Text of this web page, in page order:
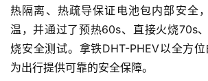
热隔离、热疏导保证电池包内部安全
温，并通过了预热60s、直接火烧70s
烧安全测试。拿铁DHT-PHEV以全方位
为出行提供可靠的安全保障。